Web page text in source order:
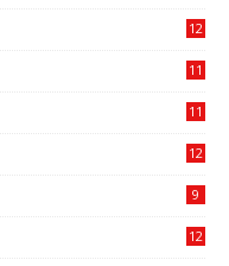
12
11
11
12
9
12